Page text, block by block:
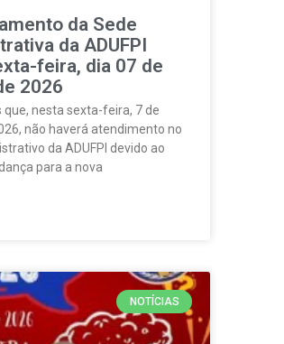
da Sede
da ADUFPI
feira, dia 07 de
2026
que, nesta sexta-feira, 7 de
não haverá atendimento no
da ADUFPI devido ao
para a nova
NOTÍCIAS